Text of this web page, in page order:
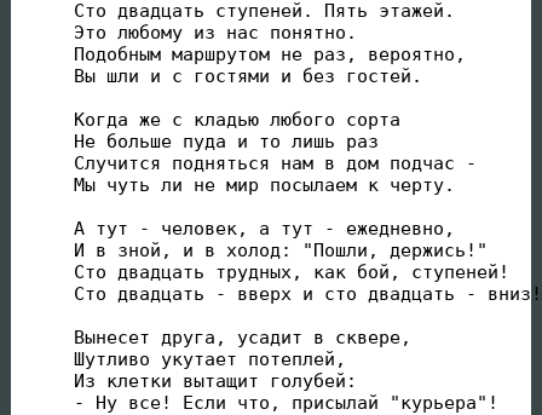
Сто двадцать ступеней. Пять этажей.
Это любому из нас понятно.
Подобным маршрутом не раз, вероятно,
Вы шли и с гостями и без гостей.
Когда же с кладью любого сорта
Не больше пуда и то лишь раз
Случится подняться нам в дом подчас -
Мы чуть ли не мир посылаем к черту.
А тут - человек, а тут - ежедневно,
И в зной, и в холод: "Пошли, держись!"
Сто двадцать трудных, как бой, ступеней!
Сто двадцать - вверх и сто двадцать - вниз!
Вынесет друга, усадит в сквере,
Шутливо укутает потеплей,
Из клетки вытащит голубей:
- Ну все! Если что, присылай "курьера"!